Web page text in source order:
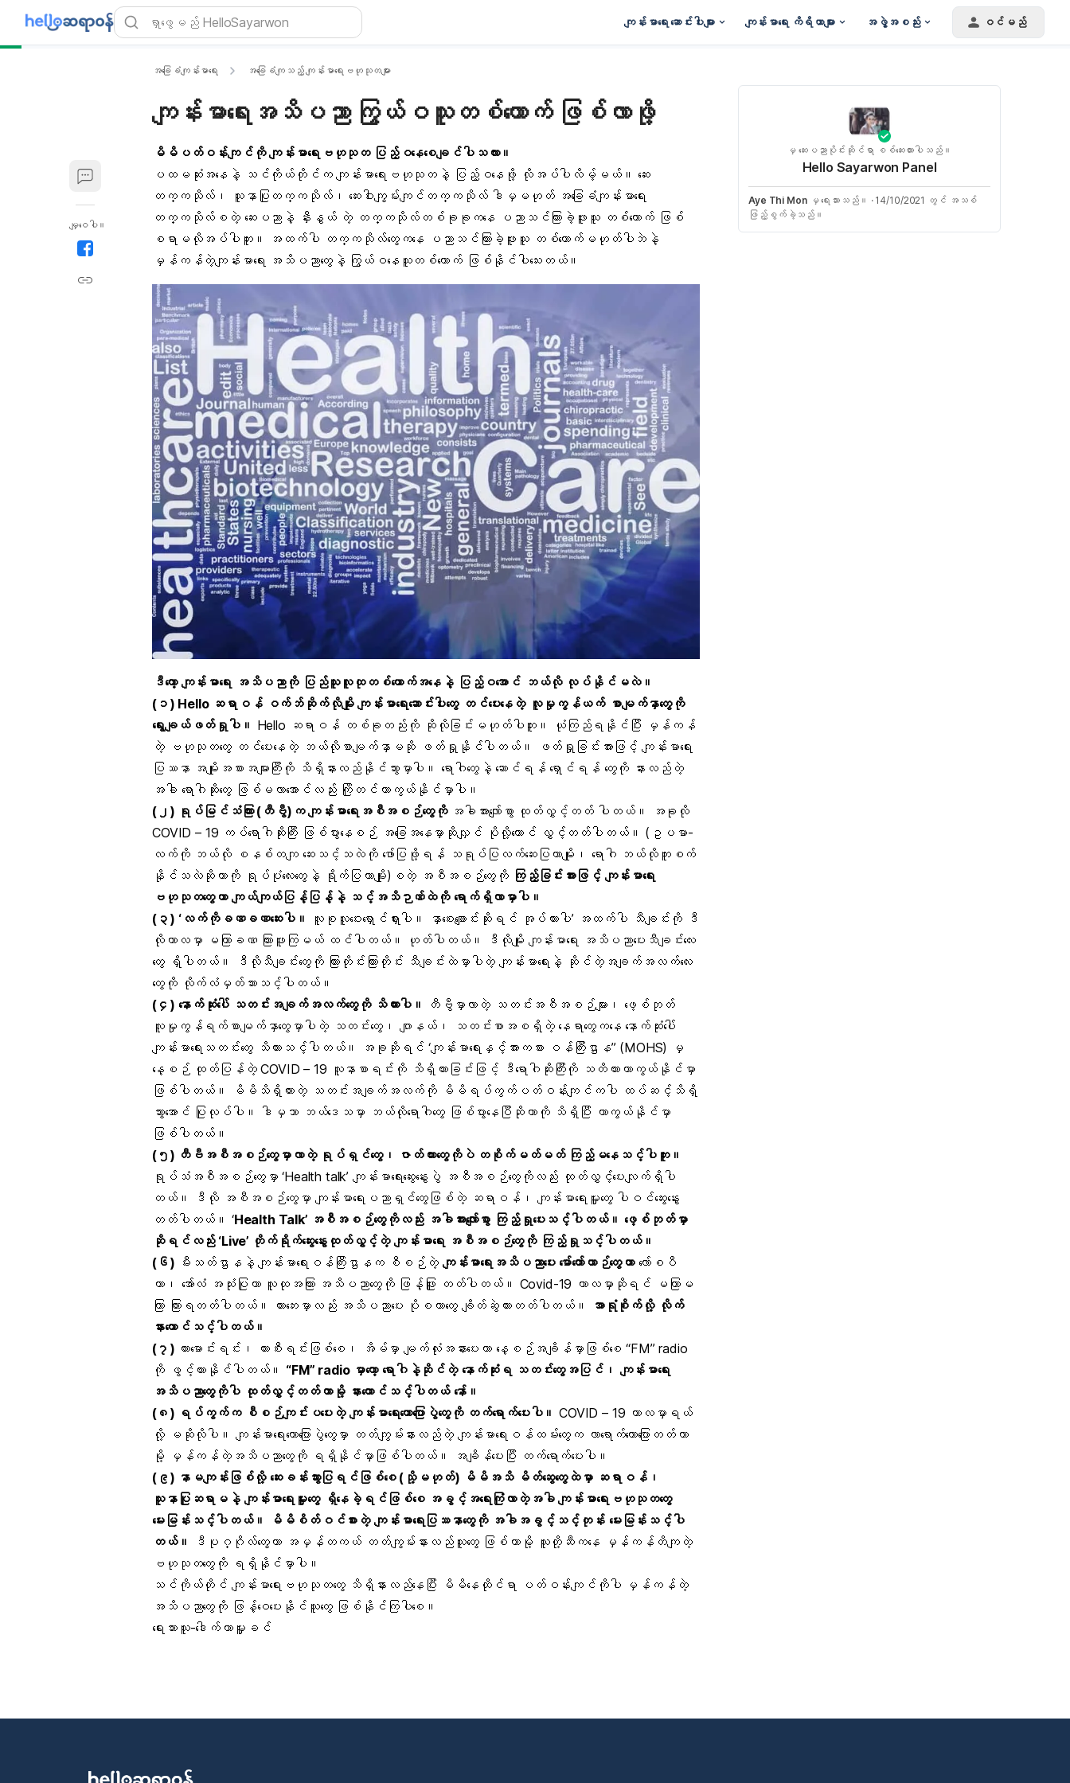
ကျန်းမာရေး ဆောင်းပါးများ ကျန်းမာရေး ကိရိယာများ အဖွဲ့အစည်း ဝင်မည်
မျှဝေပါ။
အခြေခံကျန်းမာရေး အခြေခံကျသည့် ကျန်းမာရေးဗဟုသုတများ
ကျန်းမာရေးအသိပညာ ကြွယ်ဝသူတစ်ယောက် ဖြစ်လာဖို့
မိမိပတ်ဝန်းကျင်ကို ကျန်းမာရေးဗဟုသုတ ပြည့်ဝနေစေချင်ပါသလား။
ပထမဆုံးအနေနဲ့ သင်ကိုယ်တိုင်ကကျန်းမာရေးဗဟုသုတ နဲ့ ပြည့်ဝနေဖို့ လိုအပ်ပါလိမ့်မယ်။ ဆေး
တက္ကသိုလ်၊ သူနာပြုတက္ကသိုလ်၊ ဆေးဝါးကျွမ်းကျင်တက္ကသိုလ် ဒါမှမဟုတ် အခြေခံကျန်းမာရေး
တက္ကသိုလ်စတဲ့ ဆေးပညာနဲ့ နှီးနွယ် တဲ့ တက္ကသိုလ်တစ်ခုခုကနေ ပညာသင်ကြားခဲ့ဖူးသူ တစ်ယောက် ဖြစ်
စရာမလိုအပ်ပါဘူး။ အထက်ပါ တက္ကသိုလ်တွေကနေ ပညာသင်ကြားခဲ့ဖူးသူ တစ်ယောက်မဟုတ်ပါဘဲနဲ့
မှန်ကန်တဲ့ကျန်းမာရေး အသိပညာတွေနဲ့ ကြွယ်ဝနေသူတစ်ယောက် ဖြစ်နိုင်ပါသေးတယ်။
ဒီတော့ ကျန်းမာရေး အသိပညာကို ပြည်သူလူထုတစ်ယောက်အနေနဲ့ ပြည့်ဝအောင် ဘယ်လို လုပ်နိုင်မလဲ။
(၁ ) Hello ဆရာဝန် ဝက်ဘ်ဆိုက်လိုမျိုး ကျန်းမာရေးဆောင်းပါးတွေ တင်ပေးနေတဲ့ လူမှုကွန်ယက် စာမျက်နှာတွေကို
ရွေးချယ်ဖတ်ရှုပါ။ Hello ဆရာဝန် တစ်ခုတည်းကို ဆိုလိုခြင်းမဟုတ်ပါဘူး။ ယုံကြည်ရနိုင်ပြီး မှန်ကန်
တဲ့ ဗဟုသုတတွေ တင်ပေးနေတဲ့ ဘယ်လိုစာမျက်နှာမဆို ဖတ်ရှုနိုင်ပါတယ်။ ဖတ်ရှုခြင်းအားဖြင့် ကျန်းမာရေး
ပြဿနာ အမျိုးအစားအများကြီးကို သိရှိနားလည်နိုင်သွားမှာပါ။ ရောဂါတွေနဲ့ ဆောင်ရန် ရှောင်ရန် တွေကို နားလည်တဲ့
အခါ ရောဂါဆိုးတွေ ဖြစ်မလာအောင်လည်း ကြိုတင်ကာကွယ်နိုင်မှာပါ။
(၂ ) ရုပ်မြင်သံကြား( တီဗွီ) က ကျန်းမာရေးအစီအစဉ်တွေကိုအခါအားလျော်စွာ ထုတ်လွှင့်တတ် ပါတယ်။ အခုလို
COVID – 19 ကပ်ရောဂါဆိုးကြီး ဖြစ်ပွားနေစဉ် အခြေအနေမှာဆိုလျှင် ပိုလို့တောင် လွှင့်တတ်ပါတယ်။ (ဥပမာ-
လက်ကို ဘယ်လို စနစ်တကျ ဆေးသင့်သလဲကို ဖော်ပြဖို့ရန် သရုပ်ပြလက်ဆေးပြတာမျိုး၊ ရောဂါ ဘယ်လိုကူးစက်
နိုင်သလဲဆိုတာကို ရုပ်ပုံလေးတွေနဲ့ ရိုက်ပြတာမျိုး)စတဲ့ အစီအစဉ်တွေကို ကြည့်ခြင်းအားဖြင့် ကျန်းမာရေး
ဗဟုသုတတွေဟာ ကျယ်ကျယ်ပြန့်ပြန့်နဲ့ သင့်အသိဉာဏ်ထဲကို ရောက်ရှိလာမှာပါ။
(၃ ) ‘ လက်ကိုခဏခဏဆေးပါ။
လူစုလူဝေးရှောင်ရှားပါ။ နှာစေးချောင်းဆိုးရင် အုပ်ထားပါ’ အထက်ပါ သီချင်းကို ဒီ
လိုကာလမှာ မကြာခဏ ကြားဖူးကြမယ် ထင်ပါတယ်။ ဟုတ်ပါတယ်။ ဒီလိုမျိုး ကျန်းမာရေး အသိပညာပေးသီချင်းလေး
တွေ ရှိပါတယ်။ ဒီလိုသီချင်းတွေကို ကြားတိုင်းကြားတိုင်း သီချင်းထဲမှာပါတဲ့ ကျန်းမာရေးနဲ့ ဆိုင်တဲ့အချက်အလက်လေး
တွေကို လိုက်လံမှတ်သားသင့်ပါတယ်။
(၄ ) နောက်ဆုံးပေါ် သတင်းအချက်အလက်တွေကို သိထားပါ။
တီဗွီမှာလာတဲ့ သတင်းအစီအစဉ်များ၊ ဖေ့စ်ဘုတ်
လူမှုကွန်ရက်စာမျက်နှာတွေမှာပါတဲ့ သတင်းတွေ၊ ဂျာနယ်၊ သတင်းစာအစရှိတဲ့ နေရာတွေကနေ နောက်ဆုံးပေါ်
ကျန်းမာရေးသတင်းတွေ သိထားသင့်ပါတယ်။ အခုဆိုရင် ‘ကျန်းမာရေးနှင့်အားကစား ဝန်ကြီးဌာန” (MOHS) မှ
နေ့စဉ် ထုတ်ပြန်တဲ့ COVID – 19 လူနာစာရင်းကို သိရှိထားခြင်းဖြင့် ဒီ ရောဂါဆိုးကြီးကို သတိထားကာကွယ်နိုင်မှာ
ဖြစ်ပါတယ်။ မိမိသိရှိထားတဲ့ သတင်းအချက်အလက်ကို မိမိရပ်ကွက်ပတ်ဝန်းကျင်ကပါ ထပ်ဆင့်သိရှိ
သွားအောင် ပြုလုပ်ပါ။ ဒါမှသာ ဘယ်ဒေသမှာ ဘယ်လိုရောဂါတွေ ဖြစ်ပွားနေပြီဆိုတာကို သိရှိပြီး ကာကွယ်နိုင်မှာ
ဖြစ်ပါတယ်။
(၅ ) တီဗီအစီအစဉ်တွေမှာလာတဲ့ ရုပ်ရှင်တွေ၊ ဇာတ်ကားတွေကိုပဲ တစိုက်မတ်မတ် ကြည့်မနေသင့်ပါဘူး။
ရုပ်သံအစီအစဉ်တွေမှာ ‘Health talk’ ကျန်းမာရေးဆွေးနွေးပွဲ အစီအစဉ်တွေကိုလည်း ထုတ်လွှင့်ပေးလျက်ရှိပါ
တယ်။ ဒီလို အစီအစဉ်တွေမှာ ကျန်းမာရေးပညာရှင်တွေဖြစ်တဲ့ ဆရာဝန်၊ ကျန်းမာရေးမှူးတွေ ပါဝင်ဆွေးနွေး
တတ်ပါတယ်။ ‘Health Talk’ အစီအစဉ်တွေကိုလည်း အခါအားလျော်စွာ ကြည့်ရှုပေးသင့်ပါတယ်။ ဖေ့စ်ဘုတ်မှာ
ဆိုရင်လည်း‘Live’ တိုက်ရိုက်ဆွေးနွေးထုတ်လွှင့်တဲ့ ကျန်းမာရေး အစီအစဉ်တွေကို ကြည့်ရှုသင့်ပါတယ်။
(၆ ) မီးသတ်ဌာနနဲ့ ကျန်းမာရေးဝန်ကြီးဌာနက စီစဉ်တဲ့ ကျန်းမာရေးအသိပညာပေး မော်တော်ယာဉ်တွေဟာလော်စပီ
ကာ၊ အော်လံ အသုံးပြုကာ လူထုအကြား အသိပညာတွေကို ဖြန့်ဖြူး တတ်ပါတယ်။ Covid-19 ကာလမှာဆိုရင် မကြာမ
ကြာ ကြားရတတ်ပါတယ်။ ကားဘေးမှာလည်း အသိပညာပေး ပိုစတာတွေ ချိတ်ဆွဲထားတတ်ပါတယ်။
အာရုံစိုက်လို့ လိုက်
နားထောင်သင့်ပါတယ်။
(၇ ) ကားမောင်းရင်း၊ ကားစီးရင်းဖြစ်စေ၊ အိမ်မှာ မျက်လုံးအနားပေးကာ နေ့စဉ်အချိန်မှာဖြစ်စေ “FM” radio
ကို ဖွင့်ထားနိုင်ပါတယ်။ “FM” radio မှာတော့ ရောဂါနဲ့ဆိုင်တဲ့ နောက်ဆုံးရ သတင်းတွေအပြင်၊ ကျန်းမာရေး
အသိပညာတွေကိုပါ ထုတ်လွှင့်တတ်တာမို့ နားထောင်သင့်ပါတယ် နော်။
(၈ ) ရပ်ကွက်က စီစဉ်ကျင်းပပေးတဲ့ ကျန်းမာရေးဟောပြောပွဲတွေကို တက်ရောက်ပေးပါ။ COVID – 19 ကာလမှာရယ်
လို့ မဆိုလိုပါ။ ကျန်းမာရေးဟောပြောပွဲတွေမှာ တတ်ကျွမ်းနားလည်တဲ့ ကျန်းမာရေးဝန်ထမ်းတွေက လာရောက်ဟောပြောတတ်တာ
မို့ မှန်ကန်တဲ့အသိပညာတွေကို ရရှိနိုင်မှာဖြစ်ပါတယ်။ အချိန်ပေးပြီး တက်ရောက်ပေးပါ။
(၉ ) နာမကျန်းဖြစ်လို့ ဆေးခန်းသွားပြရင်ဖြစ်စေ( သို့မဟုတ်) မိမိအသိ မိတ်ဆွေတွေထဲမှာ ဆရာဝန်၊
သူနာပြုဆရာမနဲ့ ကျန်းမာရေးမှူးတွေ ရှိနေခဲ့ရင်ဖြစ်စေ အခွင့်အရေးကြုံလာတဲ့အခါ ကျန်းမာရေးဗဟုသုတတွေ
မေးမြန်းသင့်ပါတယ်။
မိမိစိတ်ဝင်စားတဲ့ ကျန်းမာရေးပြဿနာတွေကို အခါအခွင့်သင့်တုန်း မေးမြန်းသင့်ပါ
တယ်။
ဒီပုဂ္ဂိုလ်တွေဟာ အမှန်တကယ် တတ်ကျွမ်းနားလည်သူတွေ ဖြစ်တာမို့ သူတို့ဆီကနေ မှန်ကန်တိကျတဲ့
ဗဟုသုတတွေကို ရရှိနိုင်မှာပါ။
သင်ကိုယ်တိုင် ကျန်းမာရေးဗဟုသုတတွေ သိရှိနားလည်နေပြီး မိမိနေထိုင်ရာ ပတ်ဝန်းကျင်ကိုပါ မှန်ကန်တဲ့
အသိပညာတွေကို ဖြန့်ဝေပေးနိုင်သူတွေ ဖြစ်နိုင်ကြပါစေ။
ရေးသားသူ-ဒေါက်တာမှူးခင်
မှ ဆေးပညာပိုင်းဆိုင်ရာ စစ်ဆေးထားပါသည်။
Hello Sayarwon Panel
Aye Thi Monမှ ရေးသားသည်။ · 14/10/2021 တွင် အသစ်
ဖြည့်စွက်ခဲ့သည်။